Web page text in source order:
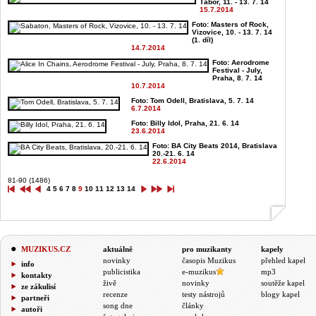
Tábor, 11. - 13. 7. 14
15.7.2014
Foto: Masters of Rock,
Vizovice, 10. - 13. 7. 14
(1. díl)
14.7.2014
Foto: Aerodrome
Festival - July,
Praha, 8. 7. 14
10.7.2014
Foto: Tom Odell, Bratislava, 5. 7. 14
6.7.2014
Foto: Billy Idol, Praha, 21. 6. 14
23.6.2014
Foto: BA City Beats 2014, Bratislava
20.-21. 6. 14
22.6.2014
81-90 (1486)
4 5 6 7 8 9 10 11 12 13 14
MUZIKUS.CZ
info
kontakty
ze zákulisí
partneři
autoři
aktuálně
novinky
publicistika
živě
recenze
song dne
pro muzikanty
časopis Muzikus
e-muzikus
novinky
testy nástrojů
články
kapely
přehled kapel
mp3
soutěže kapel
blogy kapel